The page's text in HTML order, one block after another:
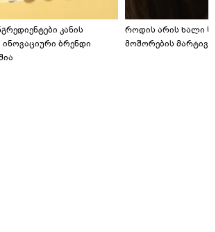
კანის
ბრენდი
როდის არის ხალი
მოშორების